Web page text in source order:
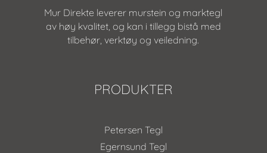
Mur Direkte leverer murstein og marktegl
av høy kvalitet, og kan i tillegg bistå med
tilbehør, verktøy og veiledning.
PRODUKTER
Petersen Tegl
Egernsund Tegl